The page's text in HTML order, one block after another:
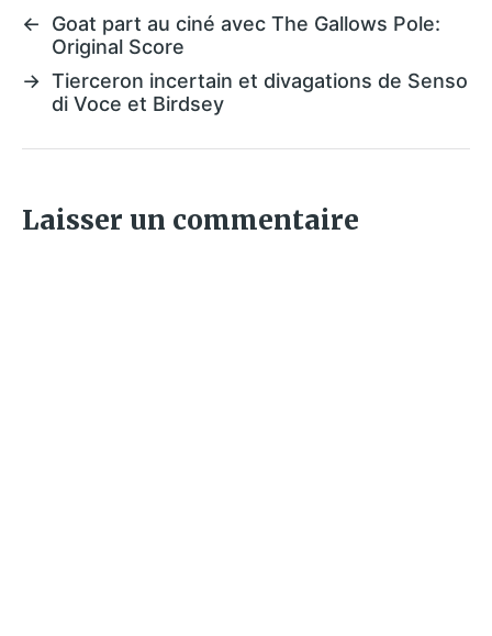
←
Goat part au ciné avec The Gallows Pole:
Original Score
→ Tierceron incertain et divagations de Senso
di Voce et Birdsey
Laisser un commentaire